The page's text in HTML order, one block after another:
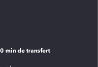
min de transfert